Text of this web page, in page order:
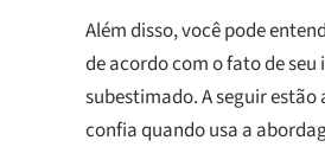
Além disso, você pode
de acordo com o fato de
subestimado. A seguir
confia quando usa a